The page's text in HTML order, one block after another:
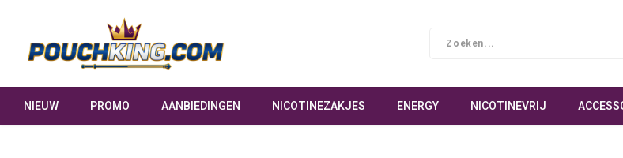
NIEUW PROMO AANBIEDINGEN NICOTINEZAKJES ENERGY NICOTINEVRIJ